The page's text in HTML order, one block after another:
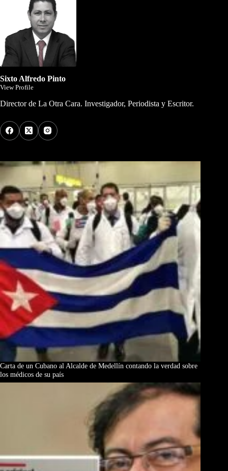
Sixto Alfredo Pinto
View Profile
Director de La Otra Cara. Investigador, Periodista y Escritor.
Carta de un Cubano al Alcalde de Medellín contando la verdad sobre
los médicos de su país